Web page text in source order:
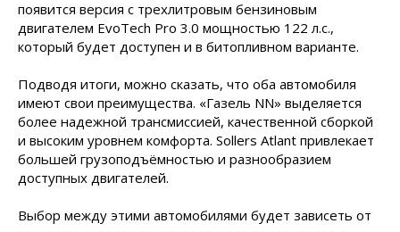
появится версия с трехлитровым бензиновым
двигателем EvoTech Pro 3.0 мощностью 122 л.с.,
который будет доступен и в битопливном варианте.
Подводя итоги, можно сказать, что оба автомобиля
имеют свои преимущества. «Газель NN» выделяется
более надежной трансмиссией, качественной сборкой
и высоким уровнем комфорта. Sollers Atlant привлекает
большей грузоподъёмностью и разнообразием
доступных двигателей.
Выбор между этими автомобилями будет зависеть от